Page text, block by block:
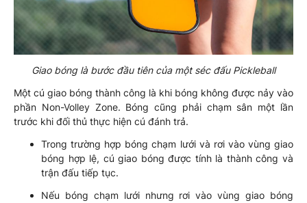
Giao bóng là bước đầu tiên của một séc đấu Pickleball
Một cú giao bóng thành công là khi bóng không được nảy vào
phần Non-Volley Zone. Bóng cũng phải chạm sân một lần
trước khi đối thủ thực hiện cú đánh trả.
Trong trường hợp bóng chạm lưới và rơi vào vùng giao
bóng hợp lệ, cú giao bóng được tính là thành công và
trận đấu tiếp tục.
Nếu bóng chạm lưới nhưng rơi vào vùng giao bóng